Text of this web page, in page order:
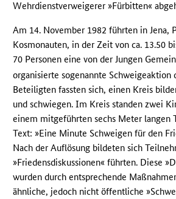
Wehrdienstverweigerer »Fürbitten«
Am 14. November 1982 führten in Jena,
Kosmonauten, in der Zeit von ca. 13.50
70 Personen eine von der Jungen
organisierte sogenannte Schweigeaktion
Beteiligten fassten sich, einen Kreis
und schwiegen. Im Kreis standen zwei
einem mitgeführten sechs Meter langen
Text: »Eine Minute Schweigen für den
Nach der Auflösung bildeten sich
»Friedensdiskussionen« führten. Diese
wurden durch entsprechende
ähnliche, jedoch nicht öffentliche